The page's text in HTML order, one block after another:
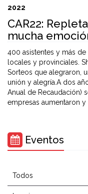
2022
CAR22:
mucha
400 asistentes y más
locales y provinciales.
Sorteos que alegraron,
unión y alegría.A dos
Anual de Recaudación)
empresas aumentaron y
Eventos
Todos